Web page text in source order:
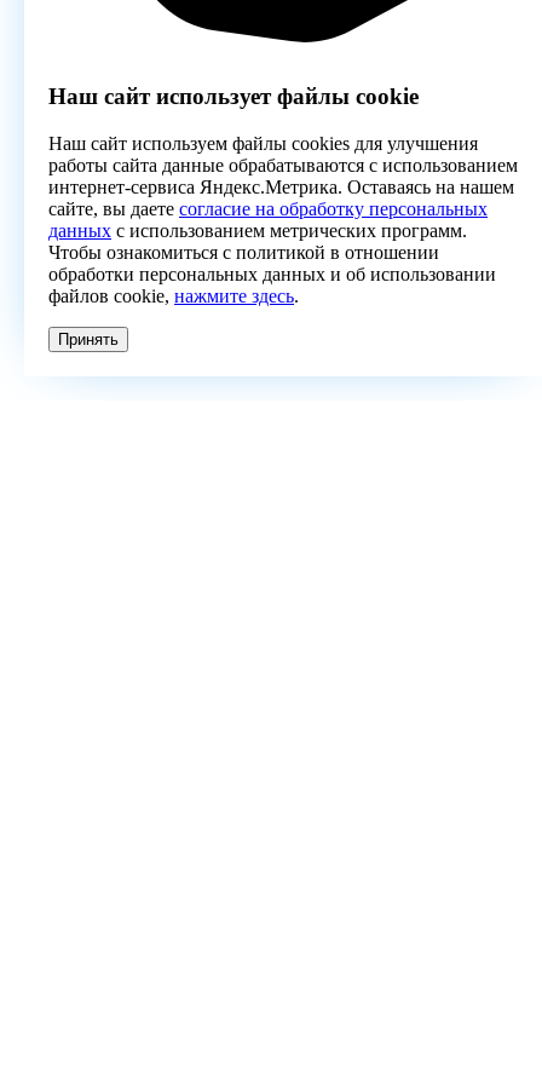
Наш сайт использует файлы cookie
Наш сайт используем файлы cookies для улучшения
работы сайта данные обрабатываются с использованием
интернет-сервиса Яндекс.Метрика. Оставаясь на нашем
сайте, вы даете согласие на обработку персональных
данных с использованием метрических программ.
Чтобы ознакомиться с политикой в отношении
обработки персональных данных и об использовании
файлов cookie, нажмите здесь.
Принять